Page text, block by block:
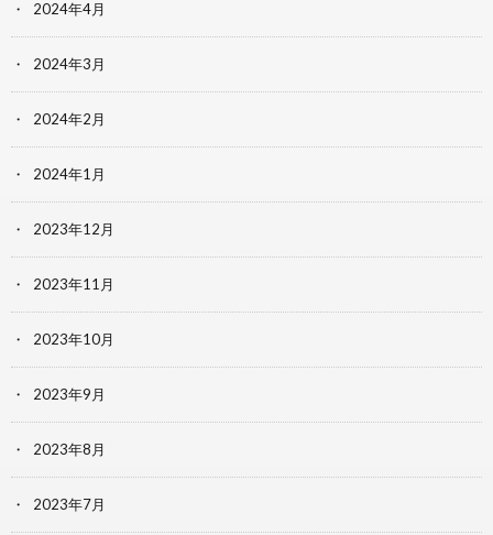
2024年4月
2024年3月
2024年2月
2024年1月
2023年12月
2023年11月
2023年10月
2023年9月
2023年8月
2023年7月